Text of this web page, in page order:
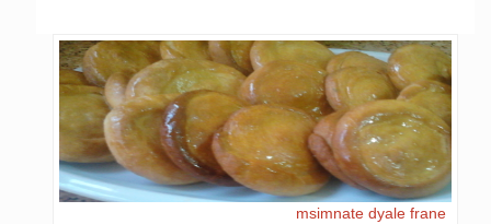
msimnate dyale frane